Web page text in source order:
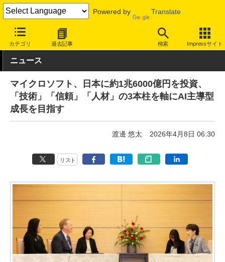
Powered by Translate
カテゴリ 過去記事 検索 Impressサイト
INTERNET Watch トピック
ニュース
マイクロソフト、日本に約1兆6000億円を投資、
「技術」「信頼」「人材」の3本柱を軸にAI主導型
成長を目指す
渡邊 悠太 2026年4月8日 06:30
リスト